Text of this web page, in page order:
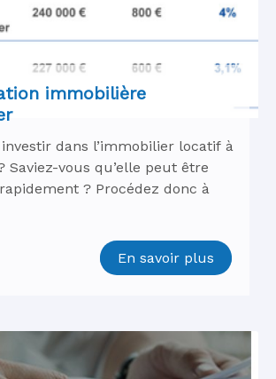
immobilière
dans l’immobilier locatif à
Saviez-vous qu’elle peut être
? Procédez donc à
En savoir plus